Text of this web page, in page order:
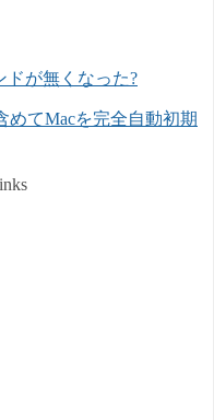
ドが無くなった?
めてMacを完全自動初期